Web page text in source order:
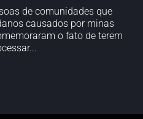
de comunidades que
causados por minas
o fato de terem